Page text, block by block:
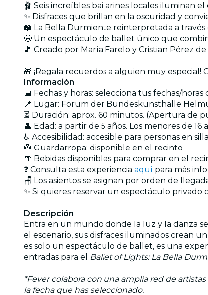
🩰 Seis increíbles bailarines locales iluminan el
✨ Disfraces que brillan en la oscuridad y
📖 La Bella Durmiente reinterpretada a
🤩 Un espectáculo de ballet único que
🎵 Creado por María Farelo y Cristian Pérez
🎁 ¡Regala recuerdos a alguien muy especial!
Información
📅 Fechas y horas: selecciona tus fechas/
📍 Lugar: Forum der Bundeskunsthalle
⏳ Duración: aprox. 60 minutos. (Apertura de
👤 Edad: a partir de 5 años. Los menores de
♿ Accesibilidad: accesible para personas en
🧥 Guardarropa: disponible en el recinto
🍺 Bebidas disponibles para comprar en el
❓ Consulta esta experiencia aquí para más
🪑 Los asientos se asignan por orden de
✨ Si quieres reservar un espectáculo
Descripción
Entra en un mundo donde la luz y la danza
el escenario, sus disfraces iluminados crean
es solo un espectáculo de ballet, es una
entradas para el
Ballet of Lights: La Bella
*Fever colabora con una amplia red de
la fecha que has seleccionado.